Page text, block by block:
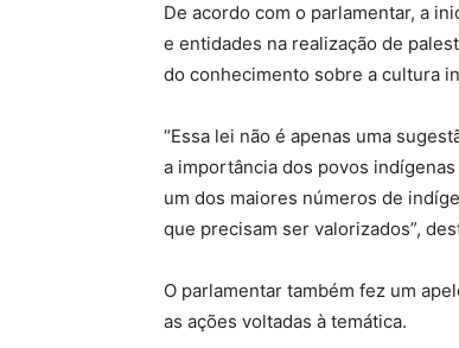
De acordo com o parlamentar, a
e entidades na realização de
do conhecimento sobre a cultura
“Essa lei não é apenas uma
a importância dos povos
um dos maiores números de
que precisam ser valorizados”,
O parlamentar também fez um
as ações voltadas à temática.